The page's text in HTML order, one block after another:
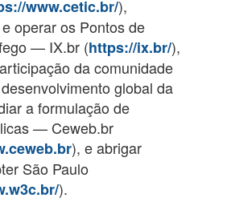
www.cetic.br/),
operar os Pontos de
— IX.br (https://ix.br/),
da comunidade
global da
a formulação de
— Ceweb.br
), e abrigar
São Paulo
).